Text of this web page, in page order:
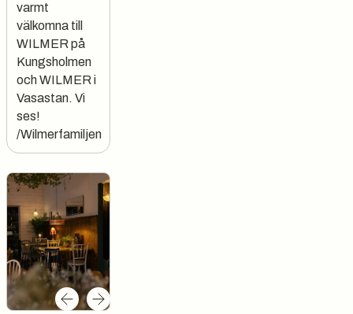
varmt
välkomna till
WILMER på
Kungsholmen
och WILMER i
Vasastan. Vi
ses!
/Wilmerfamiljen